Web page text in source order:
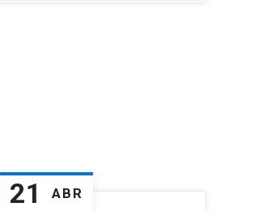
21 ABR